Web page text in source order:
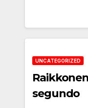
UNCATEGORIZED
segundo